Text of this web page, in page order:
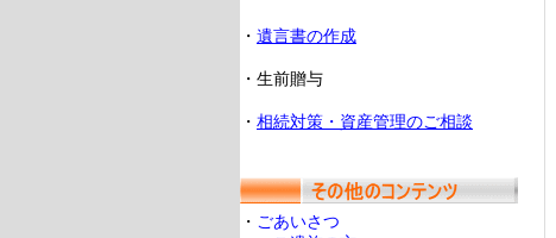
・ 遺言書の作成
・生前贈与
・ 相続対策・資産管理のご相談
・ ごあいさつ